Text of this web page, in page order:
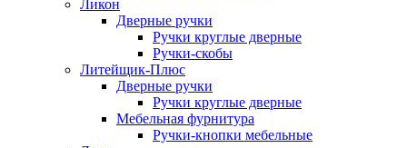
Ликон
Дверные ручки
Ручки круглые дверные
Ручки-скобы
Литейщик-Плюс
Дверные ручки
Ручки круглые дверные
Мебельная фурнитура
Ручки-кнопки мебельные